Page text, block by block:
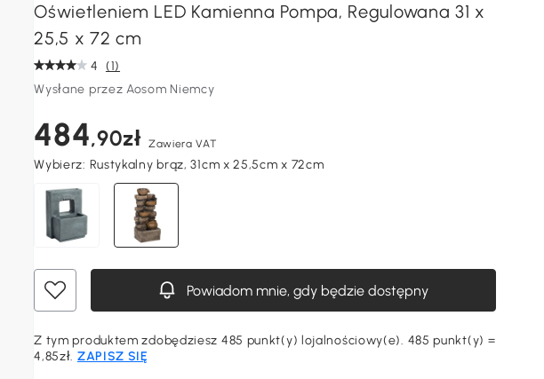
Oświetleniem LED Kamienna Pompa, Regulowana 31 x
25,5 x 72 cm
4 (1)
Wysłane przez Aosom Niemcy
484,90zł Zawiera VAT
Wybierz: Rustykalny brąz, 31cm x 25,5cm x 72cm
Powiadom mnie, gdy będzie dostępny
Z tym produktem zdobędziesz 485 punkt(y) lojalnościowy(e). 485 punkt(y) =
4,85zł. ZAPISZ SIĘ